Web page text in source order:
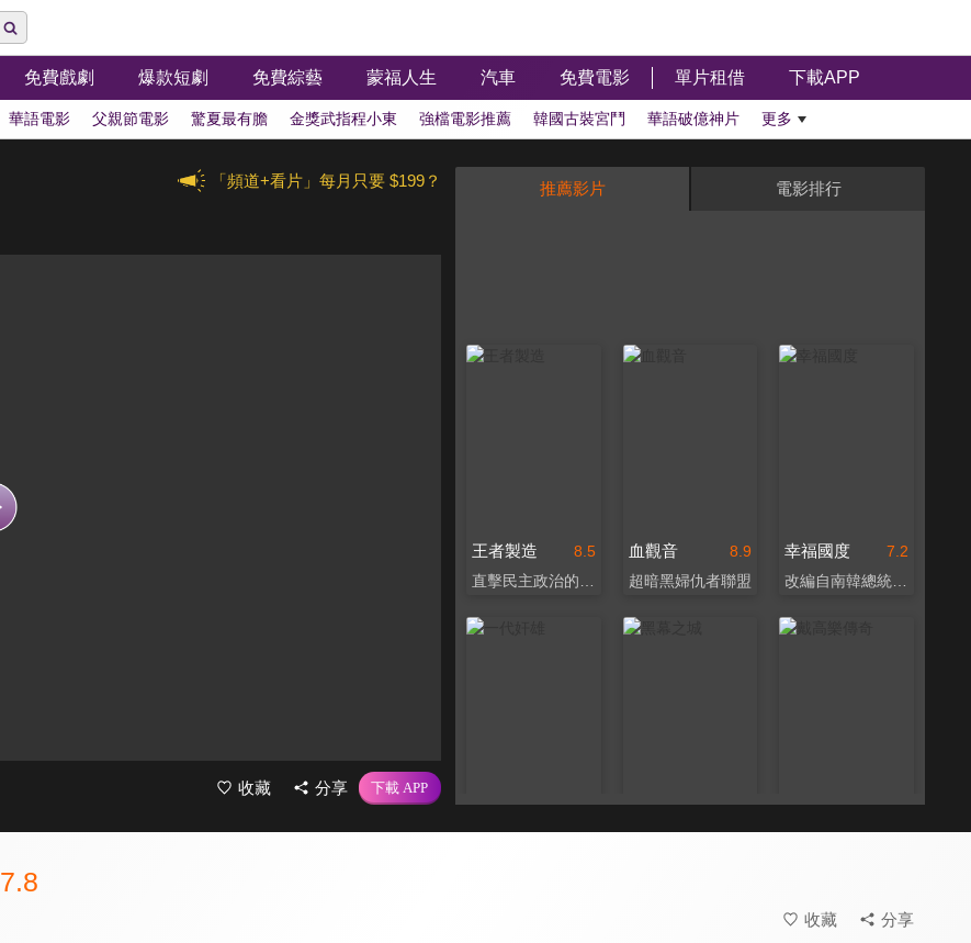
免費戲劇 爆款短劇 免費綜藝 蒙福人生 汽車 免費電影 單片租借 下載APP
華語電影 父親節電影 驚夏最有膽 金獎武指程小東 強檔電影推薦 韓國古裝宮鬥 華語破億神片 更多
「頻道+看片」每月只要 $199？
收藏 分享
推薦影片 電影排行
8.5
王者製造
直擊民主政治的黑暗面
8.9
血觀音
超暗黑婦仇者聯盟
7.2
幸福國度
改編自南韓總統遇刺案
7.8
收藏 分享